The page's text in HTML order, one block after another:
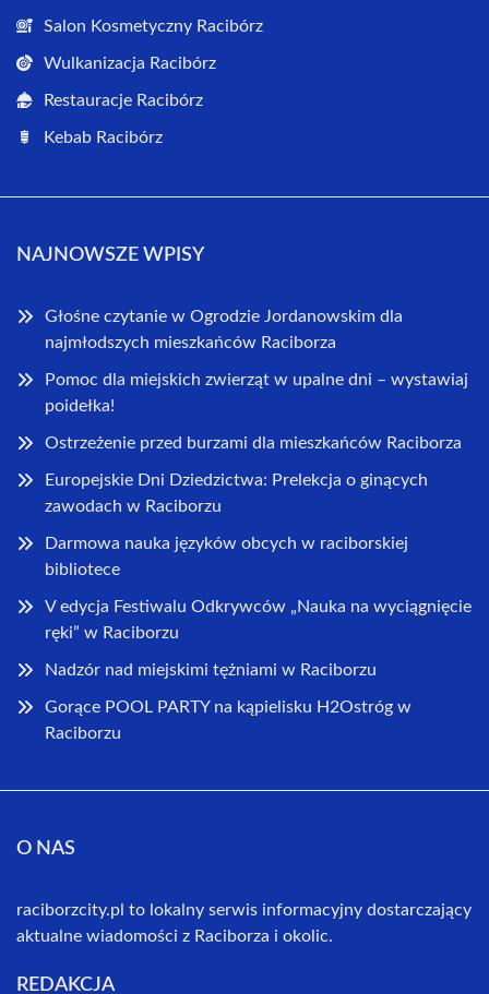
Salon Kosmetyczny Racibórz
Wulkanizacja Racibórz
Restauracje Racibórz
Kebab Racibórz
NAJNOWSZE WPISY
Głośne czytanie w Ogrodzie Jordanowskim dla
najmłodszych mieszkańców Raciborza
Pomoc dla miejskich zwierząt w upalne dni – wystawiaj
poidełka!
Ostrzeżenie przed burzami dla mieszkańców Raciborza
Europejskie Dni Dziedzictwa: Prelekcja o ginących
zawodach w Raciborzu
Darmowa nauka języków obcych w raciborskiej
bibliotece
V edycja Festiwalu Odkrywców „Nauka na wyciągnięcie
ręki” w Raciborzu
Nadzór nad miejskimi tężniami w Raciborzu
Gorące POOL PARTY na kąpielisku H2Ostróg w
Raciborzu
O NAS
raciborzcity.pl to lokalny serwis informacyjny dostarczający
aktualne wiadomości z Raciborza i okolic.
REDAKCJA